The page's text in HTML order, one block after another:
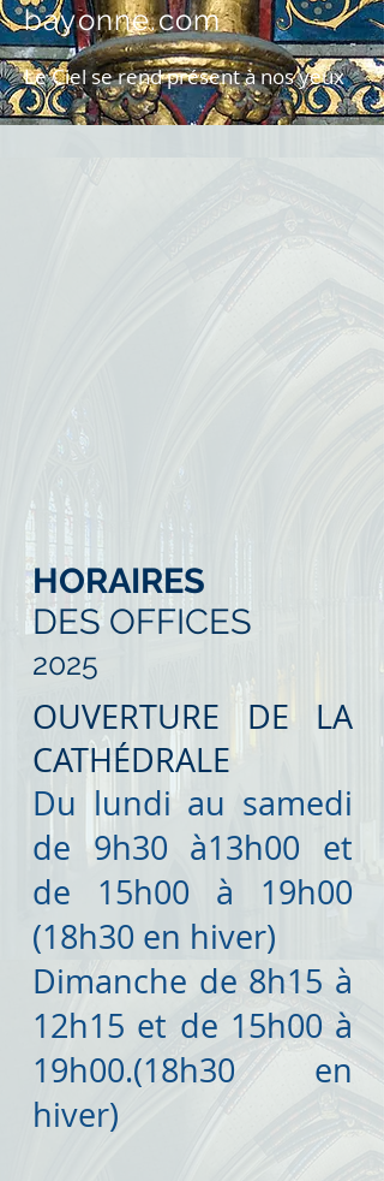
bayonne.com
Le Ciel se rend présent à nos yeux
HORAIRES
DES OFFICES
2025
OUVERTURE DE LA
CATHÉDRALE
Du lundi au samedi
de 9h30 à13h00 et
de 15h00 à 19h00
(18h30 en hiver)
Dimanche de 8h15 à
12h15 et de 15h00 à
19h00.(18h30 en
hiver)